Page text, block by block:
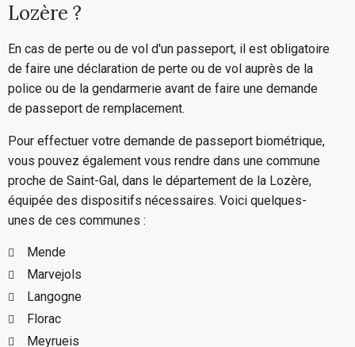
Lozère ?
En cas de perte ou de vol d'un passeport, il est obligatoire
de faire une déclaration de perte ou de vol auprès de la
police ou de la gendarmerie avant de faire une demande
de passeport de remplacement.
Pour effectuer votre demande de passeport biométrique,
vous pouvez également vous rendre dans une commune
proche de Saint-Gal, dans le département de la Lozère,
équipée des dispositifs nécessaires. Voici quelques-
unes de ces communes :
Mende
Marvejols
Langogne
Florac
Meyrueis